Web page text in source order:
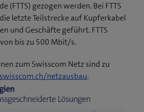
(FTTS) gezogen werden. Bei FTTS
letzte Teilstrecke auf Kupferkabel
und Geschäfte geführt. FTTS
bis zu 500 Mbit/s.
zum Swisscom Netz sind zu
netzausbau.